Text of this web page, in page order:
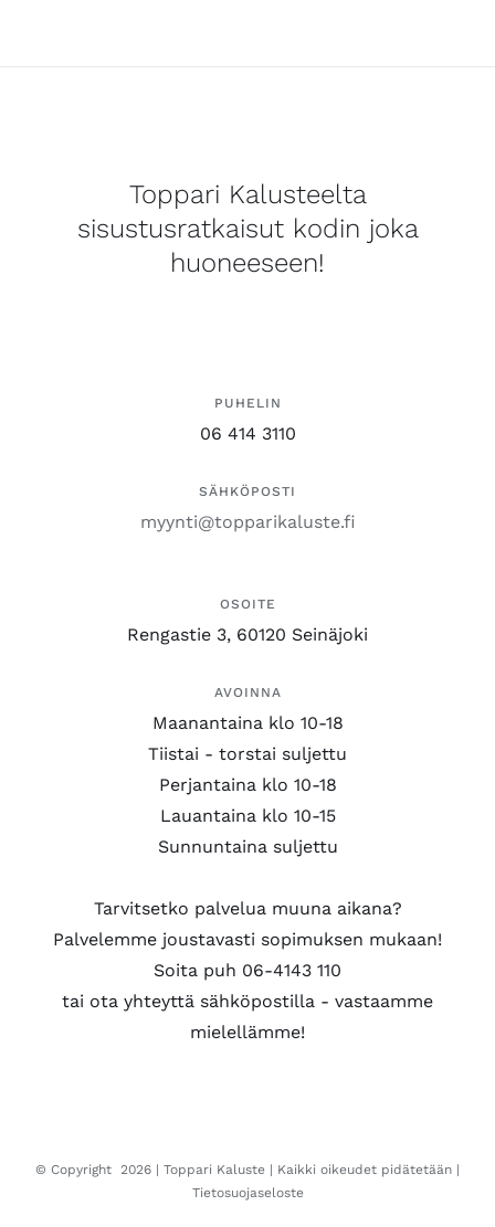
Toppari Kalusteelta
sisustusratkaisut kodin joka
huoneeseen!
PUHELIN
06 414 3110
SÄHKÖPOSTI
myynti@topparikaluste.fi
OSOITE
Rengastie 3, 60120 Seinäjoki
AVOINNA
Maanantaina klo 10-18
Tiistai - torstai suljettu
Perjantaina klo 10-18
Lauantaina klo 10-15
Sunnuntaina suljettu
Tarvitsetko palvelua muuna aikana?
Palvelemme joustavasti sopimuksen mukaan!
Soita puh 06-4143 110
tai ota yhteyttä sähköpostilla - vastaamme
mielellämme!
© Copyright 2026 | Toppari Kaluste | Kaikki oikeudet pidätetään |
Tietosuojaseloste